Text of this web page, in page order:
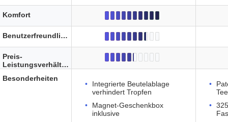
Integrierte Beutelablage
verhindert Tropfen
Magnet-Geschenkbox
inklusive
Komfort
Benutzerfreundlichkeit
Preis-
Leistungsverhältnis
Besonderheiten